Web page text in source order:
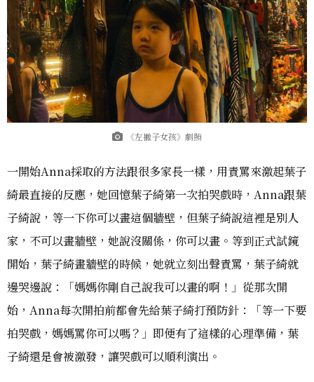
《左撇子女孩》劇照
一開始Anna採取的方法跟很多家長一樣，用責罵來激起葉子
綺最直接的反應，她回憶葉子綺第一次拍哭戲時，Anna跟葉
子綺說，等一下你可以畫這個牆壁，但葉子綺說這裡是別人
家，不可以畫牆壁，她說沒關係，你可以畫。等到正式試鏡
開始，葉子綺畫牆壁的時候，她就立刻出聲責罵，葉子綺就
邊哭邊說：「媽媽你剛自己說我可以畫的啊！」從那次開
始，Anna每次開拍前都會先給葉子綺打預防針：「等一下要
拍哭戲，媽媽罵你可以嗎？」即便有了這樣的心理準備，葉
子綺還是會被激發，讓哭戲可以順利演出。